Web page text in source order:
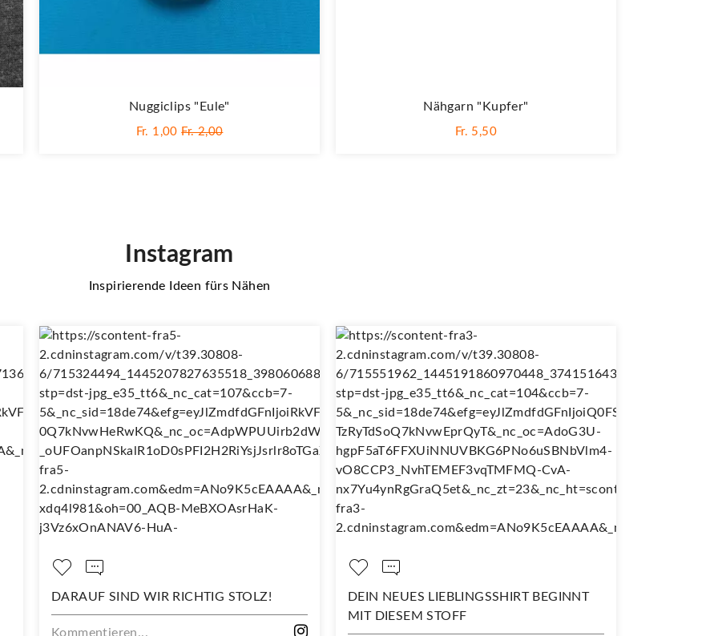
Nuggiclips "Eule"
Fr. 1,00 Fr. 2,00
Nähgarn "kupfer"
Fr. 5,50
Instagram
Inspirierende Ideen fürs Nähen
DARAUF SIND WIR RICHTIG STOLZ!
Kommentieren...
DEIN NEUES LIEBLINGSSHIRT BEGINNT
MIT DIESEM STOFF